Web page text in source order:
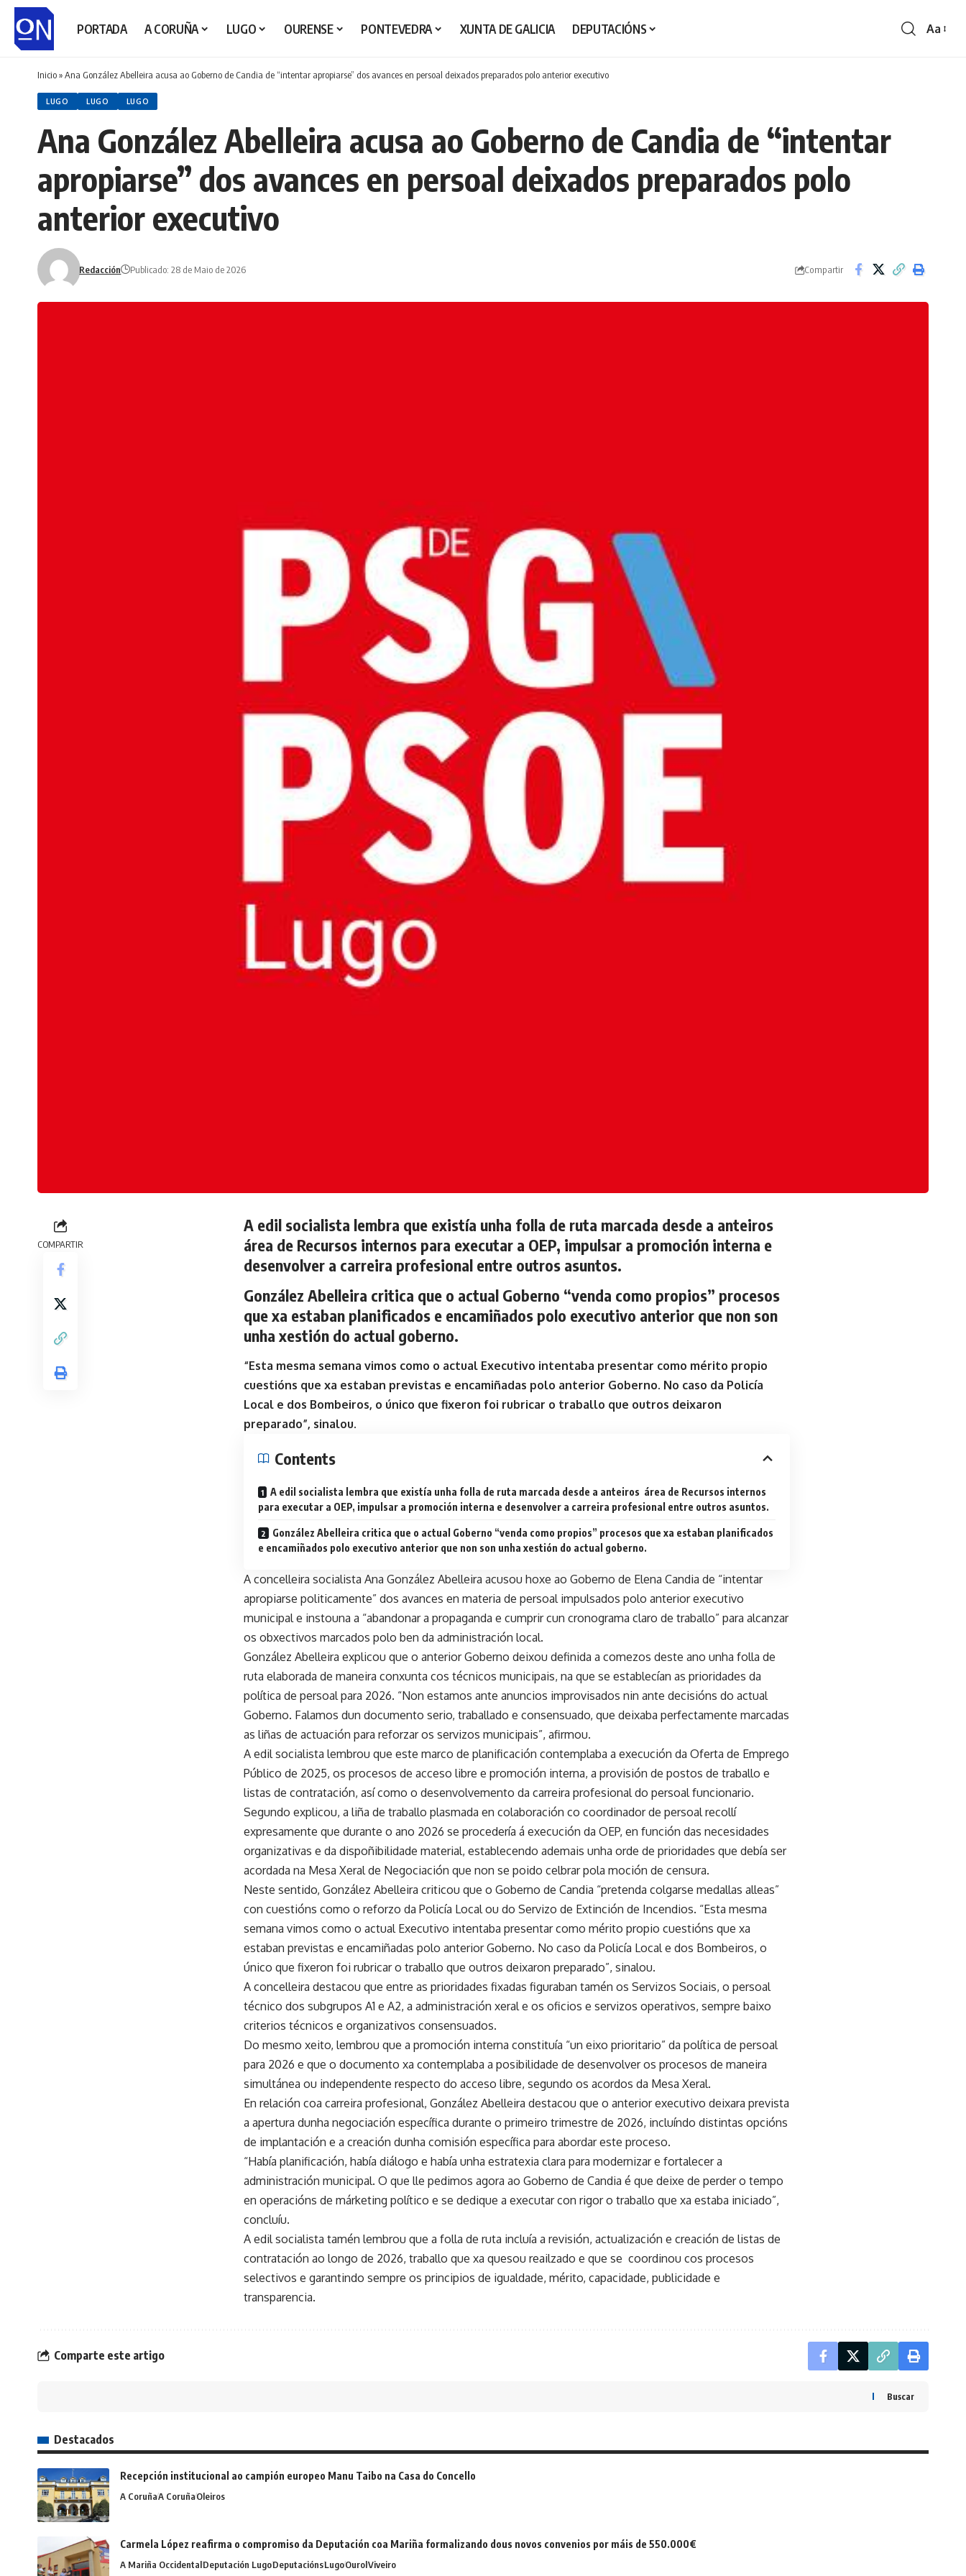
PORTADA A CORUÑA LUGO OURENSE PONTEVEDRA XUNTA DE GALICIA DEPUTACIÓNS Aa
Inicio»Ana González Abelleira acusa ao Goberno de Candia de “intentar apropiarse” dos avances en persoal deixados preparados polo anterior executivo
LUGO LUGO LUGO
Ana González Abelleira acusa ao Goberno de Candia de “intentar
apropiarse” dos avances en persoal deixados preparados polo
anterior executivo
Redacción Publicado: 28 de Maio de 2026 Compartir
COMPARTIR
A edil socialista lembra que existía unha folla de ruta marcada desde a anteiros
área de Recursos internos para executar a OEP, impulsar a promoción interna e
desenvolver a carreira profesional entre outros asuntos.
González Abelleira critica que o actual Goberno “venda como propios” procesos
que xa estaban planificados e encamiñados polo executivo anterior que non son
unha xestión do actual goberno.
“Esta mesma semana vimos como o actual Executivo intentaba presentar como mérito propio
cuestións que xa estaban previstas e encamiñadas polo anterior Goberno. No caso da Policía
Local e dos Bombeiros, o único que fixeron foi rubricar o traballo que outros deixaron
preparado”, sinalou.
Contents
A edil socialista lembra que existía unha folla de ruta marcada desde a anteiros área de Recursos internos
para executar a OEP, impulsar a promoción interna e desenvolver a carreira profesional entre outros asuntos.
González Abelleira critica que o actual Goberno “venda como propios” procesos que xa estaban planificados
e encamiñados polo executivo anterior que non son unha xestión do actual goberno.
A concelleira socialista Ana González Abelleira acusou hoxe ao Goberno de Elena Candia de “intentar
apropiarse politicamente” dos avances en materia de persoal impulsados polo anterior executivo
municipal e instouna a “abandonar a propaganda e cumprir cun cronograma claro de traballo” para alcanzar
os obxectivos marcados polo ben da administración local.
González Abelleira explicou que o anterior Goberno deixou definida a comezos deste ano unha folla de
ruta elaborada de maneira conxunta cos técnicos municipais, na que se establecían as prioridades da
política de persoal para 2026. “Non estamos ante anuncios improvisados nin ante decisións do actual
Goberno. Falamos dun documento serio, traballado e consensuado, que deixaba perfectamente marcadas
as liñas de actuación para reforzar os servizos municipais”, afirmou.
A edil socialista lembrou que este marco de planificación contemplaba a execución da Oferta de Emprego
Público de 2025, os procesos de acceso libre e promoción interna, a provisión de postos de traballo e
listas de contratación, así como o desenvolvemento da carreira profesional do persoal funcionario.
Segundo explicou, a liña de traballo plasmada en colaboración co coordinador de persoal recollí
expresamente que durante o ano 2026 se procedería á execución da OEP, en función das necesidades
organizativas e da dispoñibilidade material, establecendo ademais unha orde de prioridades que debía ser
acordada na Mesa Xeral de Negociación que non se poido celbrar pola moción de censura.
Neste sentido, González Abelleira criticou que o Goberno de Candia “pretenda colgarse medallas alleas”
con cuestións como o reforzo da Policía Local ou do Servizo de Extinción de Incendios. “Esta mesma
semana vimos como o actual Executivo intentaba presentar como mérito propio cuestións que xa
estaban previstas e encamiñadas polo anterior Goberno. No caso da Policía Local e dos Bombeiros, o
único que fixeron foi rubricar o traballo que outros deixaron preparado”, sinalou.
A concelleira destacou que entre as prioridades fixadas figuraban tamén os Servizos Sociais, o persoal
técnico dos subgrupos A1 e A2, a administración xeral e os oficios e servizos operativos, sempre baixo
criterios técnicos e organizativos consensuados.
Do mesmo xeito, lembrou que a promoción interna constituía “un eixo prioritario” da política de persoal
para 2026 e que o documento xa contemplaba a posibilidade de desenvolver os procesos de maneira
simultánea ou independente respecto do acceso libre, segundo os acordos da Mesa Xeral.
En relación coa carreira profesional, González Abelleira destacou que o anterior executivo deixara prevista
a apertura dunha negociación específica durante o primeiro trimestre de 2026, incluíndo distintas opcións
de implantación e a creación dunha comisión específica para abordar este proceso.
“Había planificación, había diálogo e había unha estratexia clara para modernizar e fortalecer a
administración municipal. O que lle pedimos agora ao Goberno de Candia é que deixe de perder o tempo
en operacións de márketing político e se dedique a executar con rigor o traballo que xa estaba iniciado”,
concluíu.
A edil socialista tamén lembrou que a folla de ruta incluía a revisión, actualización e creación de listas de
contratación ao longo de 2026, traballo que xa quesou reailzado e que se coordinou cos procesos
selectivos e garantindo sempre os principios de igualdade, mérito, capacidade, publicidade e
transparencia.
Comparte este artigo
Buscar
Destacados
Recepción institucional ao campión europeo Manu Taibo na Casa do Concello
A CoruñaA CoruñaOleiros
Carmela López reafirma o compromiso da Deputación coa Mariña formalizando dous novos convenios por máis de 550.000€
A Mariña OccidentalDeputación LugoDeputaciónsLugoOurolViveiro